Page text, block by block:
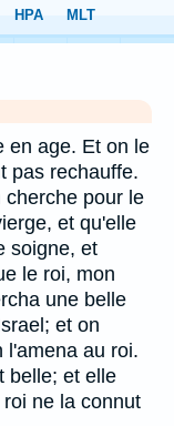
en age. Et on le
pas rechauffe.
cherche pour le
et qu'elle
soigne, et
le roi, mon
une belle
et on
l'amena au roi.
belle; et elle
ne la connut